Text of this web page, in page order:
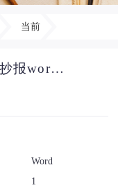
当前
学生网络安全文明上网小报手抄报word模版
Word
1